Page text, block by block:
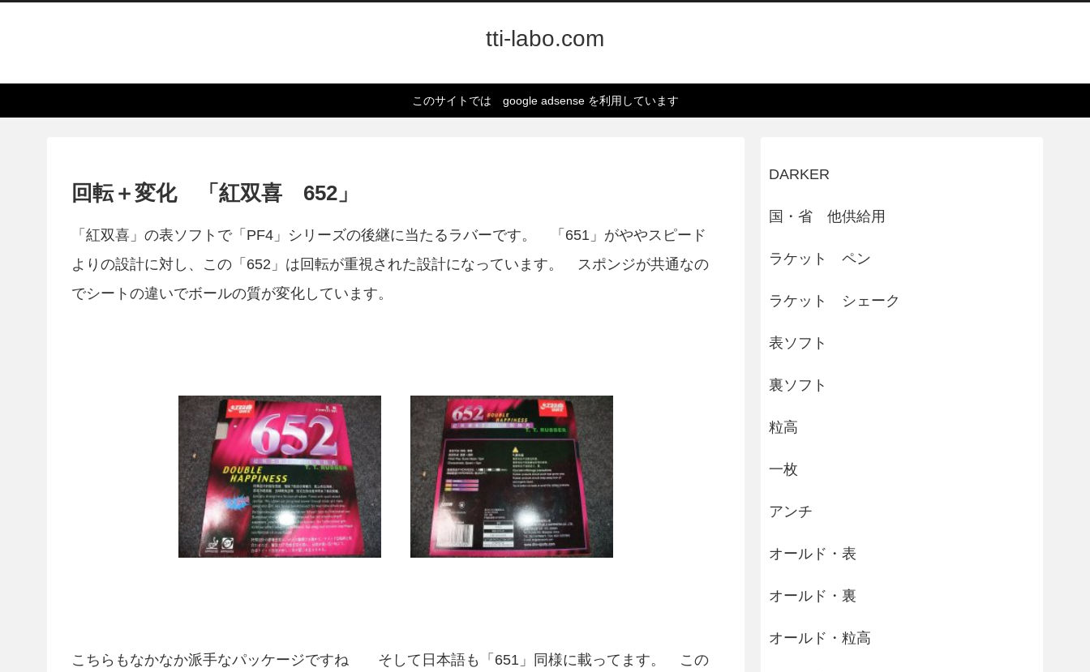
tti-labo.com
このサイトでは google adsense を利用しています
回転＋変化 「紅双喜 652」
「紅双喜」の表ソフトで「PF4」シリーズの後継に当たるラバーです。 「651」がややスピード
よりの設計に対し、この「652」は回転が重視された設計になっています。 スポンジが共通なの
でシートの違いでボールの質が変化しています。
こちらもなかなか派手なパッケージですね そして日本語も「651」同様に載ってます。 この
DARKER
国・省 他供給用
ラケット ペン
ラケット シェーク
表ソフト
裏ソフト
粒高
一枚
アンチ
オールド・表
オールド・裏
オールド・粒高